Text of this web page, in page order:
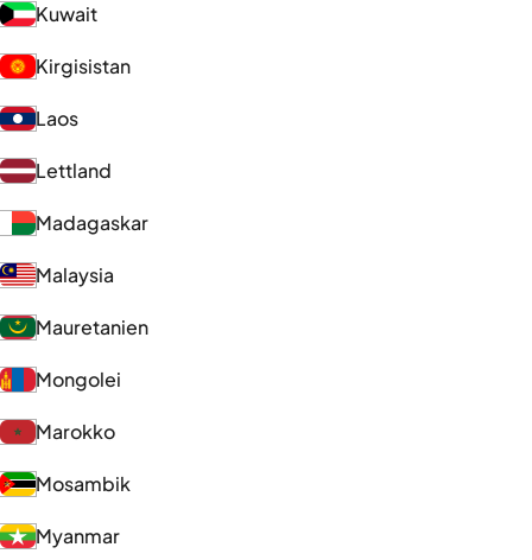
Kuwait
Kirgisistan
Laos
Lettland
Madagaskar
Malaysia
Mauretanien
Mongolei
Marokko
Mosambik
Myanmar